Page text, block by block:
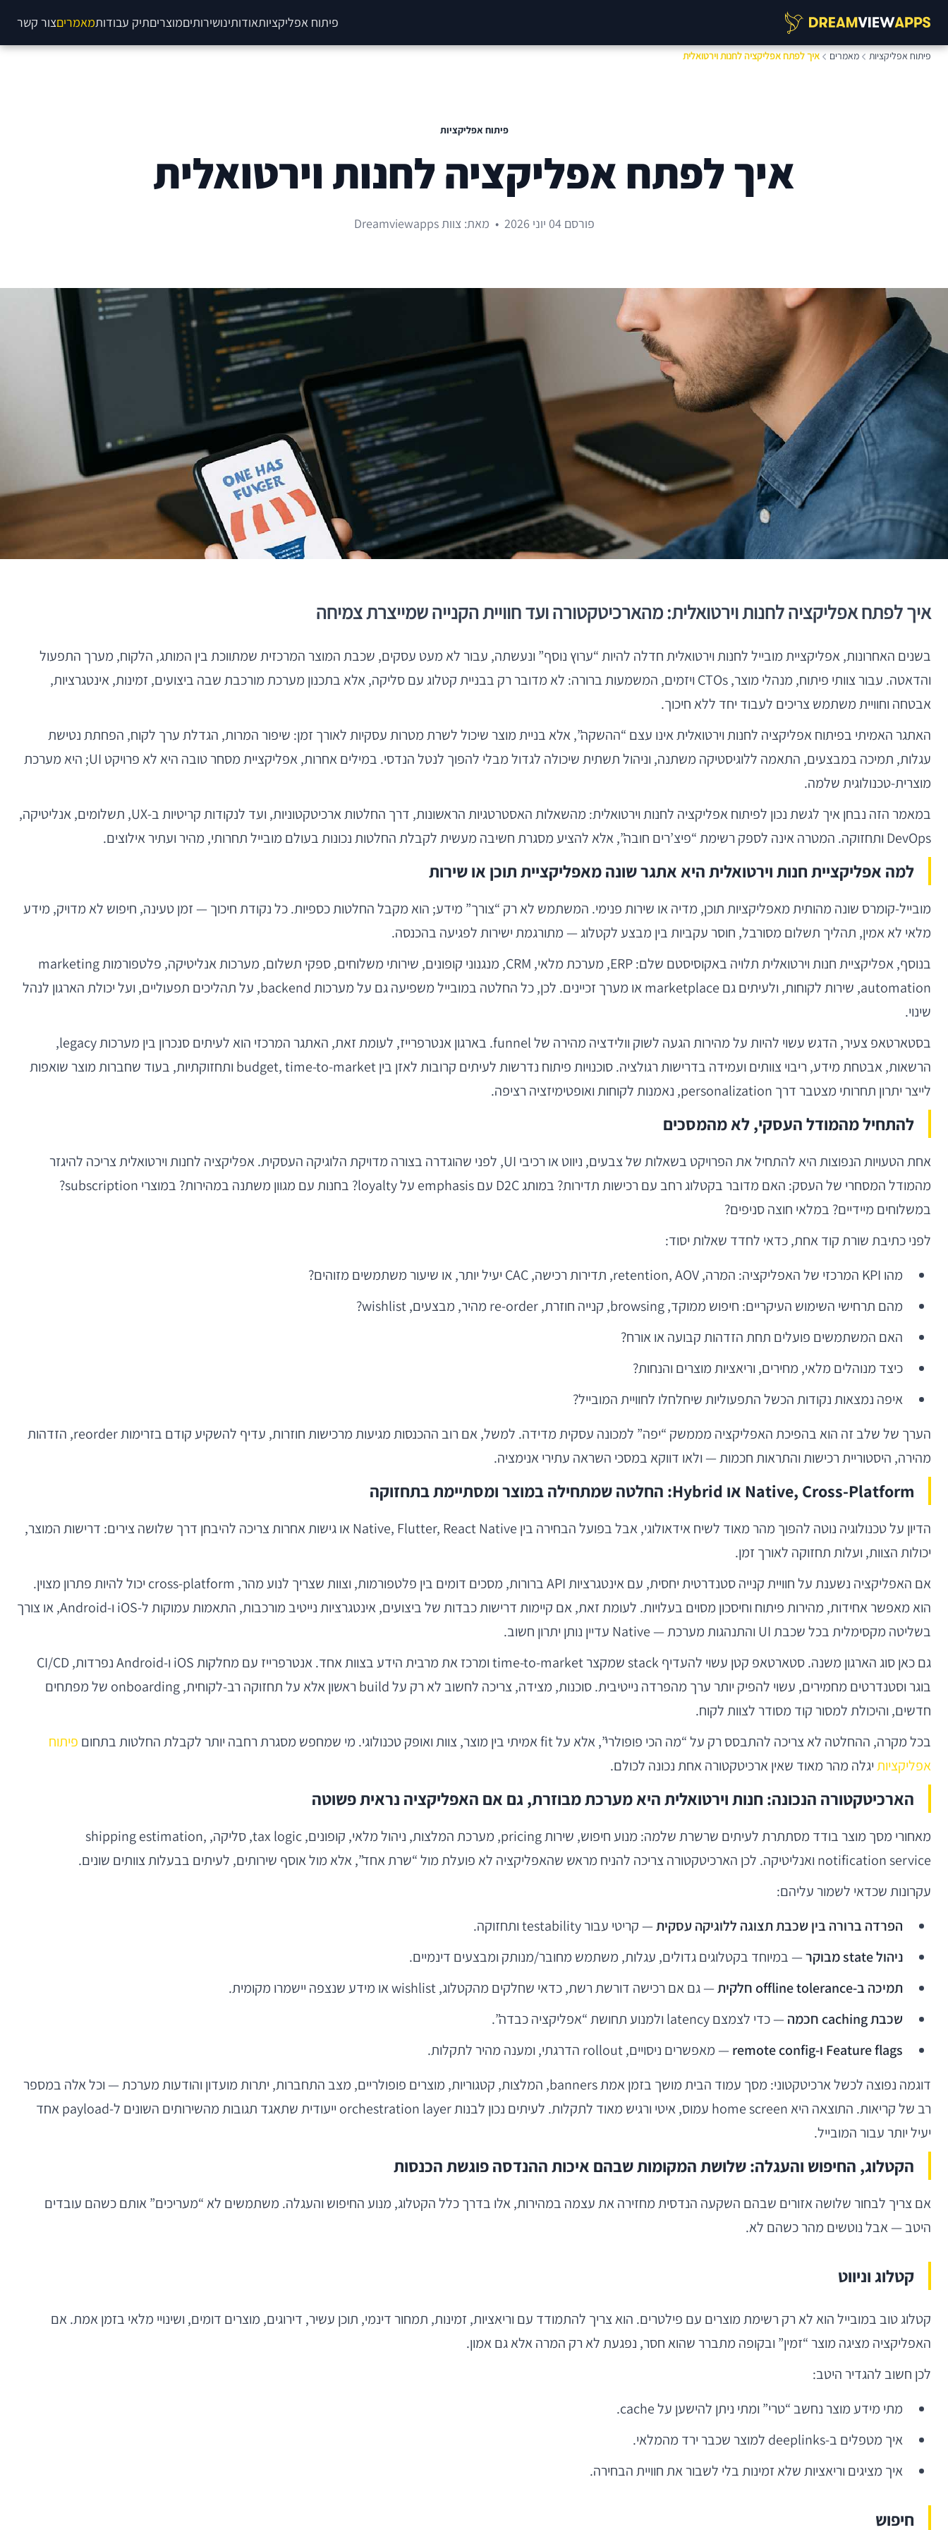
פיתוח אפליקציותאודותינושירותיםמוצריםתיק עבודותמאמריםצור קשר
פיתוח אפליקציות מאמרים איך לפתח אפליקציה לחנות וירטואלית
פיתוח אפליקציות
איך לפתח אפליקציה לחנות וירטואלית
פורסם 04 יוני 2026 • מאת: צוות Dreamviewapps
איך לפתח אפליקציה לחנות וירטואלית: מהארכיטקטורה ועד חוויית הקנייה שמייצרת צמיחה
בשנים האחרונות, אפליקציית מובייל לחנות וירטואלית חדלה להיות “ערוץ נוסף” ונעשתה, עבור לא מעט עסקים, שכבת המוצר המרכזית שמתווכת בין המותג, הלקוח, מערך התפעול
והדאטה. עבור צוותי פיתוח, מנהלי מוצר, CTOs ויזמים, המשמעות ברורה: לא מדובר רק בבניית קטלוג עם סליקה, אלא בתכנון מערכת מורכבת שבה ביצועים, זמינות, אינטגרציות,
אבטחה וחוויית משתמש צריכים לעבוד יחד ללא חיכוך.
האתגר האמיתי בפיתוח אפליקציה לחנות וירטואלית אינו עצם “ההשקה”, אלא בניית מוצר שיכול לשרת מטרות עסקיות לאורך זמן: שיפור המרות, הגדלת ערך לקוח, הפחתת נטישת
עגלות, תמיכה במבצעים, התאמה ללוגיסטיקה משתנה, וניהול תשתית שיכולה לגדול מבלי להפוך לנטל הנדסי. במילים אחרות, אפליקציית מסחר טובה היא לא פרויקט UI; היא מערכת
מוצרית-טכנולוגית שלמה.
במאמר הזה נבחן איך לגשת נכון לפיתוח אפליקציה לחנות וירטואלית: מהשאלות האסטרטגיות הראשונות, דרך החלטות ארכיטקטוניות, ועד לנקודות קריטיות ב-UX, תשלומים, אנליטיקה,
DevOps ותחזוקה. המטרה אינה לספק רשימת “פיצ’רים חובה”, אלא להציע מסגרת חשיבה מעשית לקבלת החלטות נכונות בעולם מובייל תחרותי, מהיר ועתיר אילוצים.
למה אפליקציית חנות וירטואלית היא אתגר שונה מאפליקציית תוכן או שירות
מובייל-קומרס שונה מהותית מאפליקציות תוכן, מדיה או שירות פנימי. המשתמש לא רק “צורך” מידע; הוא מקבל החלטות כספיות. כל נקודת חיכוך — זמן טעינה, חיפוש לא מדויק, מידע
מלאי לא אמין, תהליך תשלום מסורבל, חוסר עקביות בין מבצע לקטלוג — מתורגמת ישירות לפגיעה בהכנסה.
בנוסף, אפליקציית חנות וירטואלית תלויה באקוסיסטם שלם: ERP, מערכת מלאי, CRM, מנגנוני קופונים, שירותי משלוחים, ספקי תשלום, מערכות אנליטיקה, פלטפורמות marketing
automation, שירות לקוחות, ולעיתים גם marketplace או מערך זכיינים. לכן, כל החלטה במובייל משפיעה גם על מערכות backend, על תהליכים תפעוליים, ועל יכולת הארגון לנהל
שינוי.
בסטארטאפ צעיר, הדגש עשוי להיות על מהירות הגעה לשוק וולידציה מהירה של funnel. בארגון אנטרפרייז, לעומת זאת, האתגר המרכזי הוא לעיתים סנכרון בין מערכות legacy,
הרשאות, אבטחת מידע, ריבוי צוותים ועמידה בדרישות רגולציה. סוכנויות פיתוח נדרשות לעיתים קרובות לאזן בין budget, time-to-market ותחזוקתיות, בעוד שחברות מוצר שואפות
לייצר יתרון תחרותי מצטבר דרך personalization, נאמנות לקוחות ואופטימיזציה רציפה.
להתחיל מהמודל העסקי, לא מהמסכים
אחת הטעויות הנפוצות היא להתחיל את הפרויקט בשאלות של צבעים, ניווט או רכיבי UI, לפני שהוגדרה בצורה מדויקת הלוגיקה העסקית. אפליקציה לחנות וירטואלית צריכה להיגזר
מהמודל המסחרי של העסק: האם מדובר בקטלוג רחב עם רכישות תדירות? במותג D2C עם emphasis על loyalty? בחנות עם מגוון משתנה במהירות? במוצרי subscription?
במשלוחים מיידיים? במלאי חוצה סניפים?
לפני כתיבת שורת קוד אחת, כדאי לחדד שאלות יסוד:
מהו KPI המרכזי של האפליקציה: המרה, retention, AOV, תדירות רכישה, CAC יעיל יותר, או שיעור משתמשים מזוהים?
מהם תרחישי השימוש העיקריים: חיפוש ממוקד, browsing, קנייה חוזרת, re-order מהיר, מבצעים, wishlist?
האם המשתמשים פועלים תחת הזדהות קבועה או אורח?
כיצד מנוהלים מלאי, מחירים, וריאציות מוצרים והנחות?
איפה נמצאות נקודות הכשל התפעוליות שיחלחלו לחוויית המובייל?
הערך של שלב זה הוא בהפיכת האפליקציה מממשק “יפה” למכונה עסקית מדידה. למשל, אם רוב ההכנסות מגיעות מרכישות חוזרות, עדיף להשקיע קודם בזרימות reorder, הזדהות
מהירה, היסטוריית רכישות והתראות חכמות — ולאו דווקא במסכי השראה עתירי אנימציה.
Native, Cross-Platform או Hybrid: החלטה שמתחילה במוצר ומסתיימת בתחזוקה
הדיון על טכנולוגיה נוטה להפוך מהר מאוד לשיח אידאולוגי, אבל בפועל הבחירה בין Native, Flutter, React Native או גישות אחרות צריכה להיבחן דרך שלושה צירים: דרישות המוצר,
יכולות הצוות, ועלות תחזוקה לאורך זמן.
אם האפליקציה נשענת על חוויית קנייה סטנדרטית יחסית, עם אינטגרציות API ברורות, מסכים דומים בין פלטפורמות, וצוות שצריך לנוע מהר, cross-platform יכול להיות פתרון מצוין.
הוא מאפשר אחידות, מהירות פיתוח וחיסכון מסוים בעלויות. לעומת זאת, אם קיימות דרישות כבדות של ביצועים, אינטגרציות נייטיב מורכבות, התאמות עמוקות ל-iOS ו-Android, או צורך
בשליטה מקסימלית בכל שכבת UI והתנהגות מערכת — Native עדיין נותן יתרון חשוב.
גם כאן סוג הארגון משנה. סטארטאפ קטן עשוי להעדיף stack שמקצר time-to-market ומרכז את מרבית הידע בצוות אחד. אנטרפרייז עם מחלקות iOS ו-Android נפרדות, CI/CD
בוגר וסטנדרטים מחמירים, עשוי להפיק יותר ערך מהפרדה נייטיבית. סוכנות, מצידה, צריכה לחשוב לא רק על build ראשון אלא על תחזוקה רב-לקוחית, onboarding של מפתחים
חדשים, והיכולת למסור קוד מסודר לצוות לקוח.
בכל מקרה, ההחלטה לא צריכה להתבסס רק על “מה הכי פופולרי”, אלא על fit אמיתי בין מוצר, צוות ואופק טכנולוגי. מי שמחפש מסגרת רחבה יותר לקבלת החלטות בתחום
פיתוח
אפליקציותיגלה מהר מאוד שאין ארכיטקטורה אחת נכונה לכולם.
הארכיטקטורה הנכונה: חנות וירטואלית היא מערכת מבוזרת, גם אם האפליקציה נראית פשוטה
מאחורי מסך מוצר בודד מסתתרת לעיתים שרשרת שלמה: מנוע חיפוש, שירות pricing, מערכת המלצות, ניהול מלאי, קופונים, tax logic, סליקה, shipping estimation,
notification service ואנליטיקה. לכן הארכיטקטורה צריכה להניח מראש שהאפליקציה לא פועלת מול “שרת אחד”, אלא מול אוסף שירותים, לעיתים בבעלות צוותים שונים.
עקרונות שכדאי לשמור עליהם:
הפרדה ברורה בין שכבת תצוגה ללוגיקה עסקית— קריטי עבור testability ותחזוקה.
ניהול state מבוקר
— במיוחד בקטלוגים גדולים, עגלות, משתמש מחובר/מנותק ומבצעים דינמיים.
תמיכה ב-offline tolerance חלקית
— גם אם רכישה דורשת רשת, כדאי שחלקים מהקטלוג, wishlist או מידע שנצפה יישמרו מקומית.
שכבת caching חכמה
— כדי לצמצם latency ולמנוע תחושת “אפליקציה כבדה”.
Feature flags ו-remote config
— מאפשרים ניסויים, rollout הדרגתי, ומענה מהיר לתקלות.
דוגמה נפוצה לכשל ארכיטקטוני: מסך עמוד הבית מושך בזמן אמת banners, המלצות, קטגוריות, מוצרים פופולריים, מצב התחברות, יתרות מועדון והודעות מערכת — וכל אלה במספר
רב של קריאות. התוצאה היא home screen עמוס, איטי ורגיש מאוד לתקלות. לעיתים נכון לבנות orchestration layer ייעודית שתאגד תגובות מהשירותים השונים ל-payload אחד
יעיל יותר עבור המובייל.
הקטלוג, החיפוש והעגלה: שלושת המקומות שבהם איכות ההנדסה פוגשת הכנסות
אם צריך לבחור שלושה אזורים שבהם השקעה הנדסית מחזירה את עצמה במהירות, אלו בדרך כלל הקטלוג, מנוע החיפוש והעגלה. משתמשים לא “מעריכים” אותם כשהם עובדים
היטב — אבל נוטשים מהר כשהם לא.
קטלוג וניווט
קטלוג טוב במובייל הוא לא רק רשימת מוצרים עם פילטרים. הוא צריך להתמודד עם וריאציות, זמינות, תמחור דינמי, תוכן עשיר, דירוגים, מוצרים דומים, ושינויי מלאי בזמן אמת. אם
האפליקציה מציגה מוצר “זמין” ובקופה מתברר שהוא חסר, נפגעת לא רק המרה אלא גם אמון.
לכן חשוב להגדיר היטב:
מתי מידע מוצר נחשב “טרי” ומתי ניתן להישען על cache.
איך מטפלים ב-deeplinks למוצר שכבר ירד מהמלאי.
איך מציגים וריאציות שלא זמינות בלי לשבור את חוויית הבחירה.
חיפוש